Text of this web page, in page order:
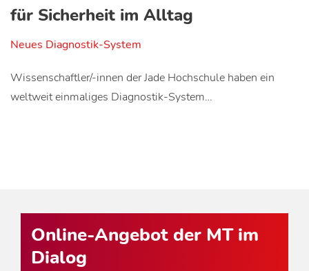
für Sicherheit im Alltag
Neues Diagnostik-System
Wissenschaftler/-innen der Jade Hochschule haben ein
weltweit einmaliges Diagnostik-System…
Online-Angebot der MT im
Dialog